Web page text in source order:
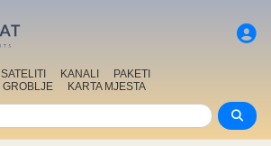
SATELITI KANALI
PAKETI
GROBLJE KARTA MJESTA